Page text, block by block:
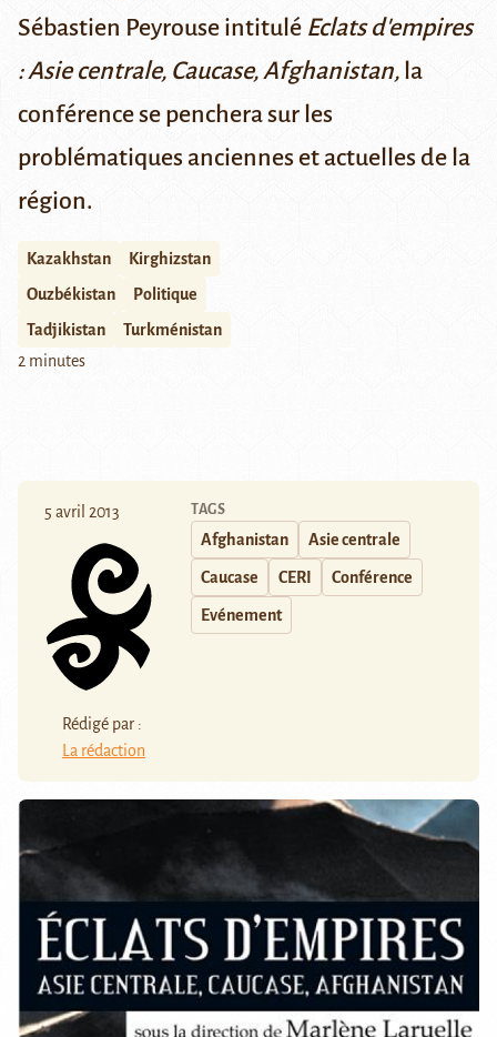
Sébastien Peyrouse intitulé Eclats d'empires
: Asie centrale, Caucase, Afghanistan, la
conférence se penchera sur les
problématiques anciennes et actuelles de la
région.
Kazakhstan
Kirghizstan
Ouzbékistan
Politique
Tadjikistan
Turkménistan
2 minutes
5 avril 2013
Rédigé par :
La rédaction
TAGS
Afghanistan Asie centrale
Caucase CERI Conférence
Evénement